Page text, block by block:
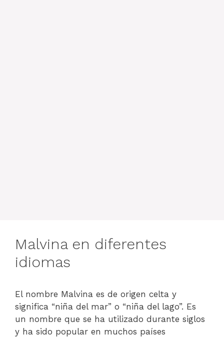
Malvina en diferentes
idiomas
El nombre Malvina es de origen celta y
significa “niña del mar” o “niña del lago”. Es
un nombre que se ha utilizado durante siglos
y ha sido popular en muchos países